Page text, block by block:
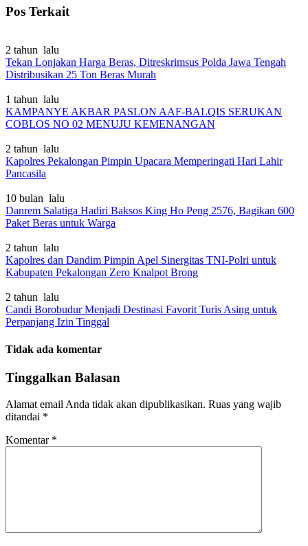
Pos Terkait
2 tahun lalu
Tekan Lonjakan Harga Beras, Ditreskrimsus Polda Jawa Tengah
Distribusikan 25 Ton Beras Murah
1 tahun lalu
KAMPANYE AKBAR PASLON AAF-BALQIS SERUKAN
COBLOS NO 02 MENUJU KEMENANGAN
2 tahun lalu
Kapolres Pekalongan Pimpin Upacara Memperingati Hari Lahir
Pancasila
10 bulan lalu
Danrem Salatiga Hadiri Baksos King Ho Peng 2576, Bagikan 600
Paket Beras untuk Warga
2 tahun lalu
Kapolres dan Dandim Pimpin Apel Sinergitas TNI-Polri untuk
Kabupaten Pekalongan Zero Knalpot Brong
2 tahun lalu
Candi Borobudur Menjadi Destinasi Favorit Turis Asing untuk
Perpanjang Izin Tinggal
Tidak ada komentar
Tinggalkan Balasan
Alamat email Anda tidak akan dipublikasikan. Ruas yang wajib
ditandai *
Komentar *